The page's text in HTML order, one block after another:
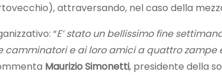
attraversando, nel caso della
“E’ stato un bellissimo fine
camminatori e ai loro amici a quattro zampe
Maurizio Simonetti, presidente della